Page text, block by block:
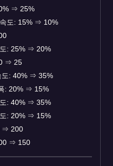
⇒ 25%
도: 15% ⇒ 10%
: 25% ⇒ 20%
⇒ 25
: 40% ⇒ 35%
: 20% ⇒ 15%
: 40% ⇒ 35%
: 20% ⇒ 15%
⇒ 200
⇒ 150